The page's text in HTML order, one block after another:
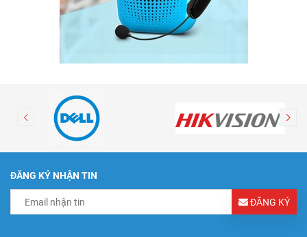
ĐĂNG KÝ NHẬN TIN
ĐĂNG KÝ